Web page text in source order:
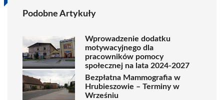
Podobne Artykuły
Wprowadzenie dodatku
motywacyjnego dla
pracowników pomocy
społecznej na lata 2024-2027
Bezpłatna Mammografia w
Hrubieszowie – Terminy w
Wrześniu